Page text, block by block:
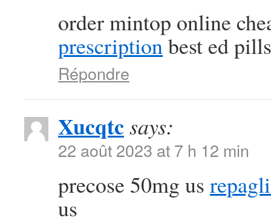
order mintop online
prescriptionbest ed pills
Répondre
Xucqtcsays:
22 août 2023 at 7 h 12 min
precose 50mg us
us